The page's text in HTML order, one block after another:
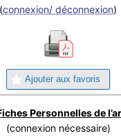
(connexion/ déconnexion)
Ajouter aux favoris
Personnelles de
(connexion nécessaire)